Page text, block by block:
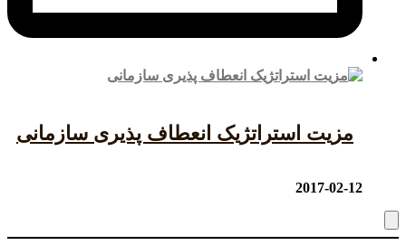
مزیت استراتژیک انعطاف پذیری سازمانی
2017-02-12